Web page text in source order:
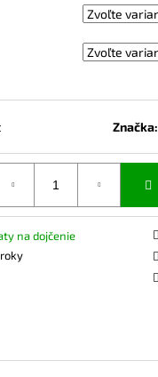
Značka:
na dojčenie
ROSE